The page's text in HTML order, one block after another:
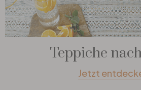
Teppiche
Jetzt